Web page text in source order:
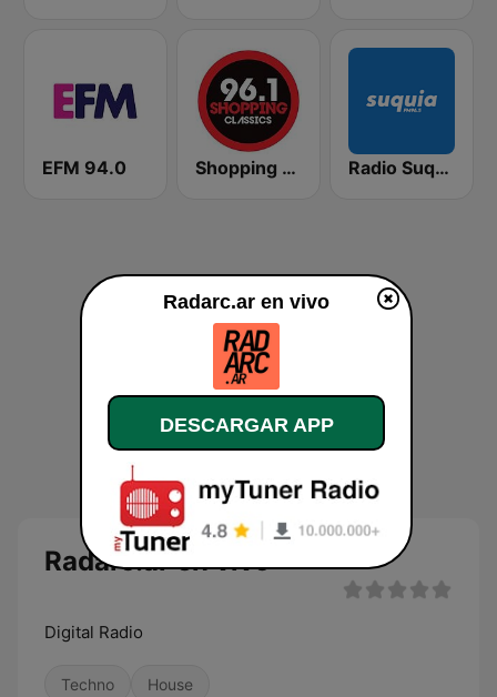
EFM 94.0 Shopping Classics 96.1 FM Radio Suquia 96.5 FM
Radarc.ar en vivo
Digital Radio
Techno House
Radarc.ar en vivo
DESCARGAR APP